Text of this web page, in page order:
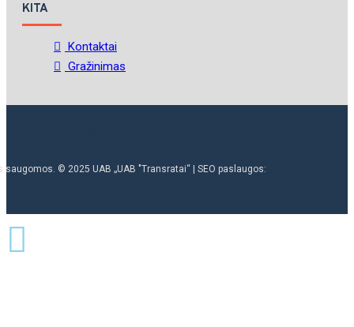
KITA
Kontaktai
Gražinimas
saugomos. © 2025 UAB „UAB "Transratai“ | SEO paslaugos: